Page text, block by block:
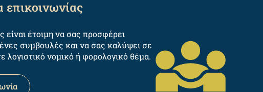
επικοινωνίας
είναι έτοιμη να σας προσφέρει
συμβουλές και να σας καλύψει σε
λογιστικό νομικό ή φορολογικό θέμα.